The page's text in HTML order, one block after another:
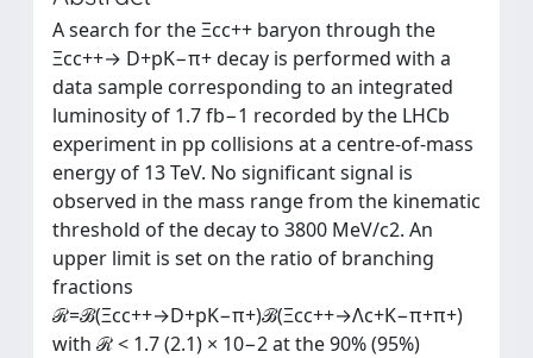
A search for the Ξcc++ baryon through the
Ξcc++→ D+pK−π+ decay is performed with a
data sample corresponding to an integrated
luminosity of 1.7 fb−1 recorded by the LHCb
experiment in pp collisions at a centre-of-mass
energy of 13 TeV. No significant signal is
observed in the mass range from the kinematic
threshold of the decay to 3800 MeV/c2. An
upper limit is set on the ratio of branching
fractions
ℛ=ℬ(Ξcc++→D+pK−π+)ℬ(Ξcc++→Λc+K−π+π+)
with ℛ < 1.7 (2.1) × 10−2 at the 90% (95%)